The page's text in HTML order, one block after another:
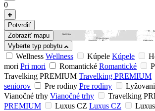
0
Potvrdiť
Zobraziť mapu
Vyberte typ pobytu
Wellness Wellness Kúpele Kúpele
mori Pri mori Romantické Romantické
Travelking PREMIUM Travelking PREMIUM
seniorov
Pre rodiny Pre rodiny
Vianočné trhy Vianočné trhy Travelking
PREMIUM
Luxus CZ Luxus CZ Luxus